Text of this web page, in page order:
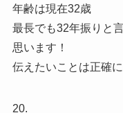
年齢は現在32歳
最長でも32年振りと
思います！
伝えたいことは正確
20.